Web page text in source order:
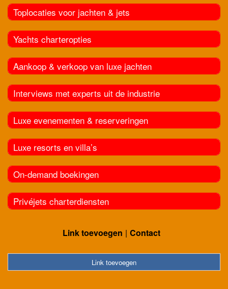
Toplocaties voor jachten & jets
Yachts charteropties
Aankoop & verkoop van luxe jachten
Interviews met experts uit de industrie
Luxe evenementen & reserveringen
Luxe resorts en villa’s
On-demand boekingen
Privéjets charterdiensten
Link toevoegen Contact
Link toevoegen